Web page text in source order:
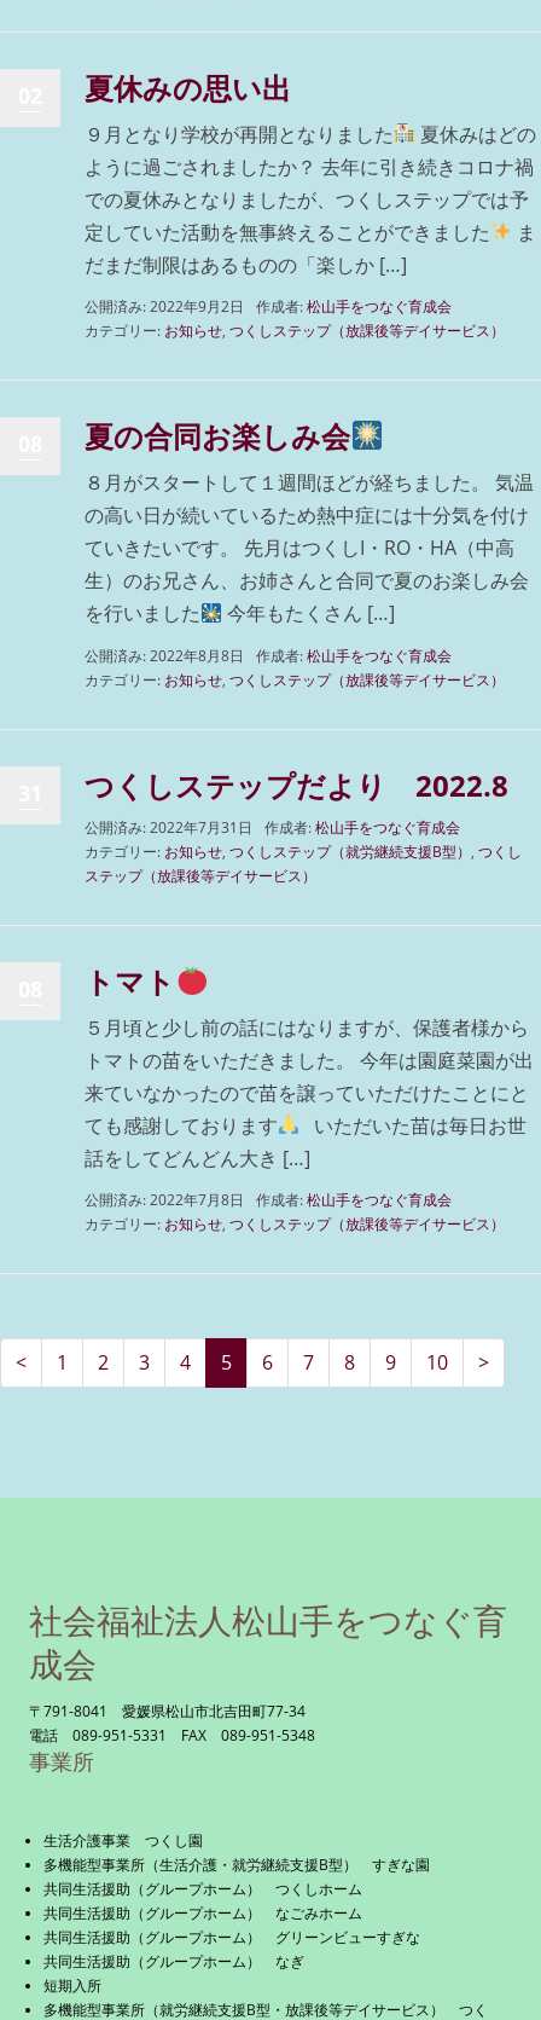
夏休みの思い出
９月となり学校が再開となりました
夏休みはどの
ように過ごされましたか？ 去年に引き続きコロナ禍
での夏休みとなりましたが、つくしステップでは予
定していた活動を無事終えることができました
ま
だまだ制限はあるものの「楽しか […]
公開済み: 2022年9月2日 作成者:松山手をつなぐ育成会
カテゴリー: お知らせ, つくしステップ（放課後等デイサービス）
夏の合同お楽しみ会
８月がスタートして１週間ほどが経ちました。 気温
の高い日が続いているため熱中症には十分気を付け
ていきたいです。 先月はつくしI・RO・HA（中高
生）のお兄さん、お姉さんと合同で夏のお楽しみ会
を行いました
今年もたくさん […]
公開済み: 2022年8月8日 作成者:松山手をつなぐ育成会
カテゴリー: お知らせ, つくしステップ（放課後等デイサービス）
つくしステップだより 2022.8
公開済み: 2022年7月31日 作成者:松山手をつなぐ育成会
カテゴリー: お知らせ, つくしステップ（就労継続支援B型） , つくし
ステップ（放課後等デイサービス）
トマト
５月頃と少し前の話にはなりますが、保護者様から
トマトの苗をいただきました。 今年は園庭菜園が出
来ていなかったので苗を譲っていただけたことにと
ても感謝しております
いただいた苗は毎日お世
話をしてどんどん大き […]
公開済み: 2022年7月8日 作成者:松山手をつなぐ育成会
カテゴリー: お知らせ, つくしステップ（放課後等デイサービス）
< 1 2 3 4 5 6 7 8 9 10 >
社会福祉法人松山手をつなぐ育
成会
〒791-8041 愛媛県松山市北吉田町77-34
電話 089-951-5331 FAX 089-951-5348
事業所
生活介護事業 つくし園
多機能型事業所（生活介護・就労継続支援B型） すぎな園
共同生活援助（グループホーム） つくしホーム
共同生活援助（グループホーム） なごみホーム
共同生活援助（グループホーム） グリーンビューすぎな
共同生活援助（グループホーム） なぎ
短期入所
多機能型事業所（就労継続支援B型・放課後等デイサービス） つく